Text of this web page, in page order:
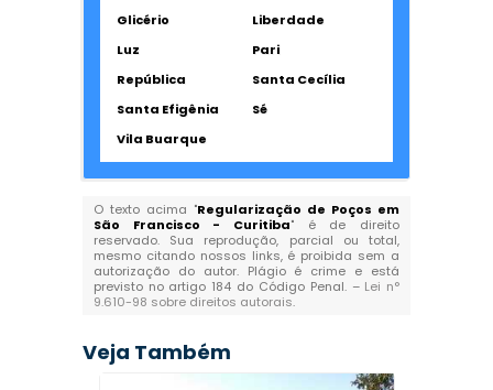
Glicério
Liberdade
Luz
Pari
República
Santa Cecília
Santa Efigênia
Sé
Vila Buarque
O texto acima "Regularização de Poços em
São Francisco - Curitiba" é de direito
reservado. Sua reprodução, parcial ou total,
mesmo citando nossos links, é proibida sem a
autorização do autor. Plágio é crime e está
previsto no artigo 184 do Código Penal. – Lei n°
9.610-98 sobre direitos autorais.
Veja Também